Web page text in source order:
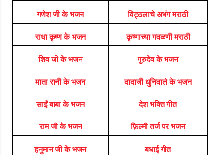
गणेश जी के भजन विट्ठलाचे अभंग मराठी
राधा कृष्ण के भजन कृष्णाच्या गवळणी मराठी
शिव जी के भजन गुरुदेव के भजन
माता रानी के भजन दादाजी धुनिवाले के भजन
साईं बाबा के भजन देश भक्ति गीत
राम जी के भजन फ़िल्मी तर्ज पर भजन
हनुमान जी के भजन बधाई गीत